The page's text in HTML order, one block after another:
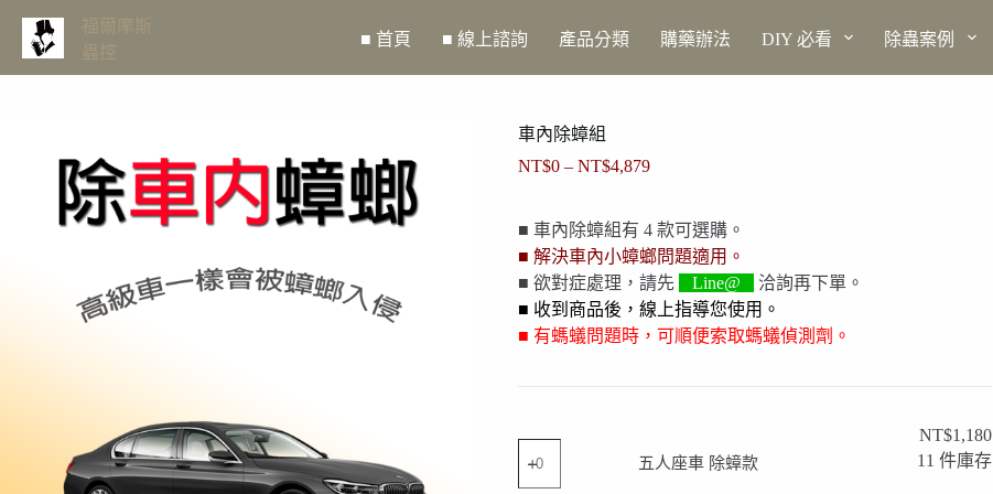
福爾摩斯
蟲控
■ 首頁 ■ 線上諮詢 產品分類 購藥辦法 DIY 必看 除蟲案例
車內除蟑組
NT$0 – NT$4,879
■ 車內除蟑組有 4 款可選購。
■ 解決車內小蟑螂問題適用。
■ 欲對症處理，請先
Line@
洽詢再下單。
■ 收到商品後，線上指導您使用。
■ 有螞蟻問題時，可順便索取螞蟻偵測劑。
人
五人座車 除蟑款
NT$1,180
11 件庫存